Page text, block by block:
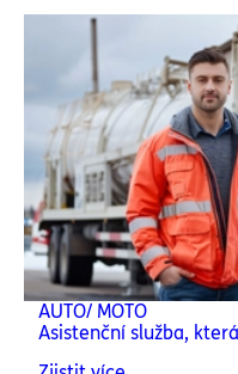
AUTO/ MOTO
Asistenční služba,